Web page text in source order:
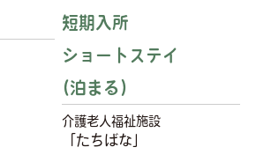
短期入所
ショートステイ
(泊まる)
介護老人福祉施設
「たちばな」